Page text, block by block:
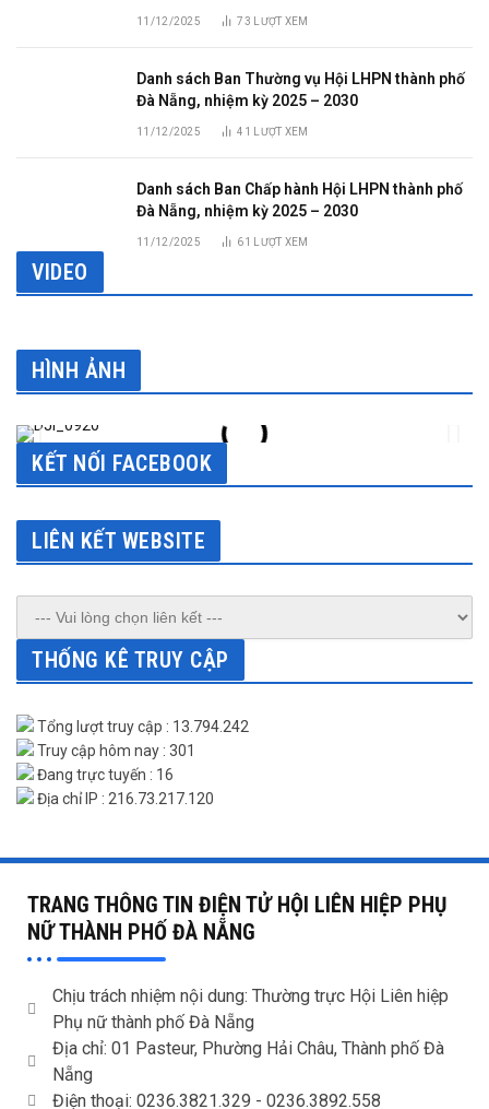
11/12/2025 73 LƯỢT XEM
Danh sách Ban Thường vụ Hội LHPN thành phố
Đà Nẵng, nhiệm kỳ 2025 – 2030
11/12/2025 41 LƯỢT XEM
Danh sách Ban Chấp hành Hội LHPN thành phố
Đà Nẵng, nhiệm kỳ 2025 – 2030
11/12/2025 61 LƯỢT XEM
VIDEO
HÌNH ẢNH
KẾT NỐI FACEBOOK
LIÊN KẾT WEBSITE
THỐNG KÊ TRUY CẬP
Tổng lượt truy cập : 13.794.242
Truy cập hôm nay : 301
Đang trực tuyến : 16
Địa chỉ IP : 216.73.217.120
TRANG THÔNG TIN ĐIỆN TỬ HỘI LIÊN HIỆP PHỤ
NỮ THÀNH PHỐ ĐÀ NẴNG
Chịu trách nhiệm nội dung: Thường trực Hội Liên hiệp
Phụ nữ thành phố Đà Nẵng
Địa chỉ: 01 Pasteur, Phường Hải Châu, Thành phố Đà
Nẵng
Điện thoại: 0236.3821.329 - 0236.3892.558